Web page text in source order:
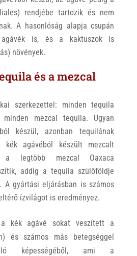
rendjébe tartozik és nem
A hasonlóság alapja csupán
is, és a kaktuszok is
növények.
és a mezcal
szerkezettel: minden tequila
mezcal tequila. Ugyan
készül, azonban tequilának
kék agávéból készült mezcalt
a legtöbb mezcal Oaxaca
addig a tequila szülőföldje
A gyártási eljárásban is számos
ízvilágot is eredményez.
a kék agávé sokat veszített a
és számos más betegséggel
képességéből, ami a